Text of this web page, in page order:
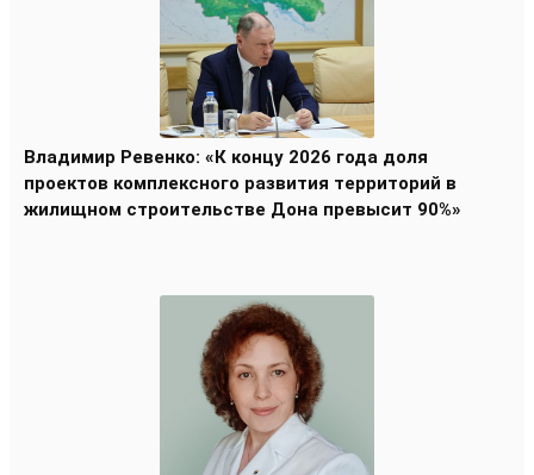
Владимир Ревенко: «К концу 2026 года доля
проектов комплексного развития территорий в
жилищном строительстве Дона превысит 90%»